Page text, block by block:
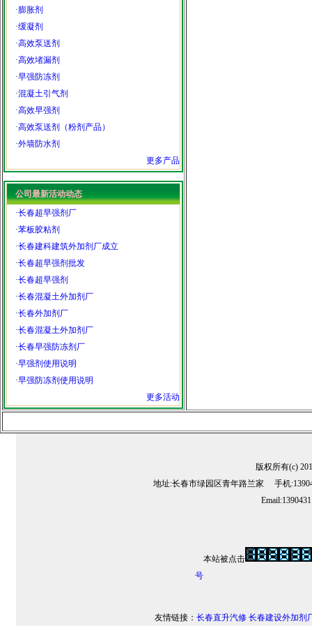
·膨胀剂
·缓凝剂
·高效泵送剂
·高效堵漏剂
·早强防冻剂
·混凝土引气剂
·高效早强剂
·高效泵送剂（粉剂产品）
·外墙防水剂
更多产品
公司最新活动动态
·长春超早强剂厂
·苯板胶粘剂
·长春建科建筑外加剂厂成立
·长春超早强剂批发
·长春超早强剂
·长春混凝土外加剂厂
·长春外加剂厂
·长春混凝土外加剂厂
·长春早强防冻剂厂
·早强剂使用说明
·早强防冻剂使用说明
更多活动
版权所有(c)
地址:长春市绿园区青年路兰家 手机
本站被点击
号
友情链接： 长春直升汽修 长春建设外加剂